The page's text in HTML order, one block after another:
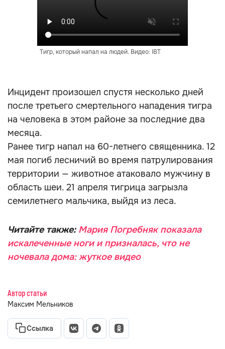
Тигр, который напал на людей. Видео: IBT
Инцидент произошел спустя несколько дней
после третьего смертельного нападения тигра
на человека в этом районе за последние два
месяца.
Ранее тигр напал на 60-летнего священника. 12
мая погиб лесничий во время патрулирования
территории — животное атаковало мужчину в
область шеи. 21 апреля тигрица загрызла
семилетнего мальчика, выйдя из леса.
Читайте также: Мария Погребняк показала
искалеченные ноги и призналась, что не
ночевала дома: жуткое видео
Автор статьи
Максим Мельников
Ссылка